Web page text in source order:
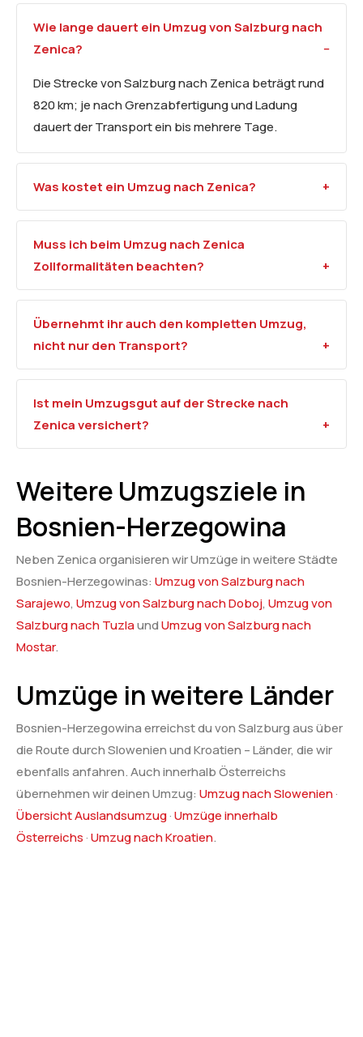
Wie lange dauert ein Umzug von Salzburg nach
Zenica?
Die Strecke von Salzburg nach Zenica beträgt rund
820 km; je nach Grenzabfertigung und Ladung
dauert der Transport ein bis mehrere Tage.
Was kostet ein Umzug nach Zenica?
Muss ich beim Umzug nach Zenica
Zollformalitäten beachten?
Übernehmt ihr auch den kompletten Umzug,
nicht nur den Transport?
Ist mein Umzugsgut auf der Strecke nach
Zenica versichert?
Weitere Umzugsziele in
Bosnien-Herzegowina
Neben Zenica organisieren wir Umzüge in weitere Städte
Bosnien-Herzegowinas: Umzug von Salzburg nach
Sarajewo, Umzug von Salzburg nach Doboj, Umzug von
Salzburg nach TuzlaundUmzug von Salzburg nach
Mostar.
Umzüge in weitere Länder
Bosnien-Herzegowina erreichst du von Salzburg aus über
die Route durch Slowenien und Kroatien – Länder, die wir
ebenfalls anfahren. Auch innerhalb Österreichs
übernehmen wir deinen Umzug: Umzug nach Slowenien·
Übersicht Auslandsumzug·Umzüge innerhalb
Österreichs ·Umzug nach Kroatien.